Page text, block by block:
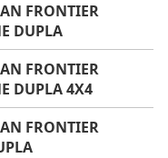
FRONTIER
DUPLA
FRONTIER
DUPLA 4X4
FRONTIER